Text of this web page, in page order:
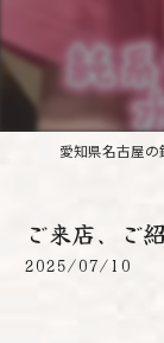
ご来店、ご
2025/07/10